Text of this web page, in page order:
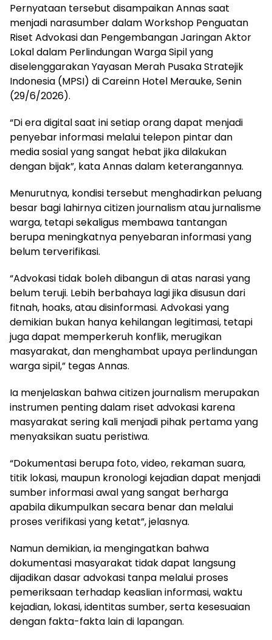
Pernyataan tersebut disampaikan Annas saat
menjadi narasumber dalam Workshop Penguatan
Riset Advokasi dan Pengembangan Jaringan Aktor
Lokal dalam Perlindungan Warga Sipil yang
diselenggarakan Yayasan Merah Pusaka Stratejik
Indonesia (MPSI) di Careinn Hotel Merauke, Senin
(29/6/2026).
“Di era digital saat ini setiap orang dapat menjadi
penyebar informasi melalui telepon pintar dan
media sosial yang sangat hebat jika dilakukan
dengan bijak”, kata Annas dalam keterangannya.
Menurutnya, kondisi tersebut menghadirkan peluang
besar bagi lahirnya citizen journalism atau jurnalisme
warga, tetapi sekaligus membawa tantangan
berupa meningkatnya penyebaran informasi yang
belum terverifikasi.
“Advokasi tidak boleh dibangun di atas narasi yang
belum teruji. Lebih berbahaya lagi jika disusun dari
fitnah, hoaks, atau disinformasi. Advokasi yang
demikian bukan hanya kehilangan legitimasi, tetapi
juga dapat memperkeruh konflik, merugikan
masyarakat, dan menghambat upaya perlindungan
warga sipil,” tegas Annas.
Ia menjelaskan bahwa citizen journalism merupakan
instrumen penting dalam riset advokasi karena
masyarakat sering kali menjadi pihak pertama yang
menyaksikan suatu peristiwa.
“Dokumentasi berupa foto, video, rekaman suara,
titik lokasi, maupun kronologi kejadian dapat menjadi
sumber informasi awal yang sangat berharga
apabila dikumpulkan secara benar dan melalui
proses verifikasi yang ketat”, jelasnya.
Namun demikian, ia mengingatkan bahwa
dokumentasi masyarakat tidak dapat langsung
dijadikan dasar advokasi tanpa melalui proses
pemeriksaan terhadap keaslian informasi, waktu
kejadian, lokasi, identitas sumber, serta kesesuaian
dengan fakta-fakta lain di lapangan.